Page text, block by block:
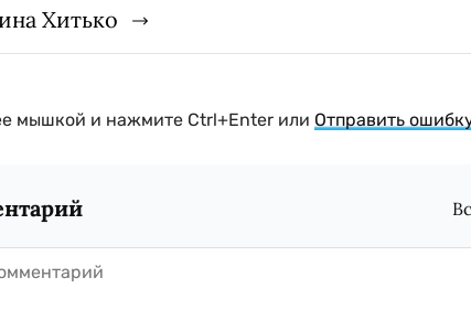
Хитько
мышкой и нажмите Ctrl+Enter или Отправить